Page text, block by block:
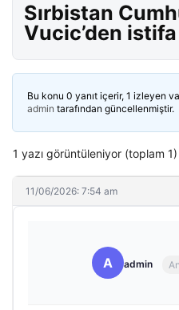
Sırbistan
Vucic’den istifa
Bu konu 0 yanıt içerir, 1 izleyen
admin tarafından güncellenmiştir.
1 yazı görüntüleniyor (toplam 1)
11/06/2026: 7:54 am
A admin